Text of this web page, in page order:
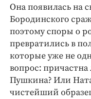
Она появилась на
Бородинского
поэтому споры о
превратились в
которые уже не
вопрос: причастна
Пушкина? Или
чистейший